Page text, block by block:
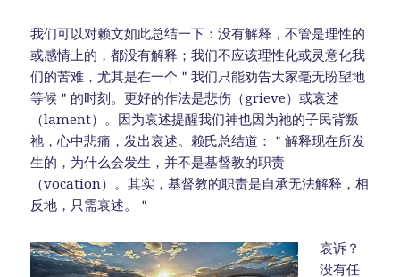
我们可以对赖文如此总结一下：没有解释，不管是理性的
或感情上的，都没有解释；我们不应该理性化或灵意化我
们的苦难，尤其是在一个＂我们只能劝告大家毫无盼望地
等候＂的时刻。更好的作法是悲伤（grieve）或哀述
（lament）。因为哀述提醒我们神也因为祂的子民背叛
祂，心中悲痛，发出哀述。赖氏总结道：＂解释现在所发
生的，为什么会发生，并不是基督教的职责
（vocation）。其实，基督教的职责是自承无法解释，相
反地，只需哀述。＂
哀诉？
没有任